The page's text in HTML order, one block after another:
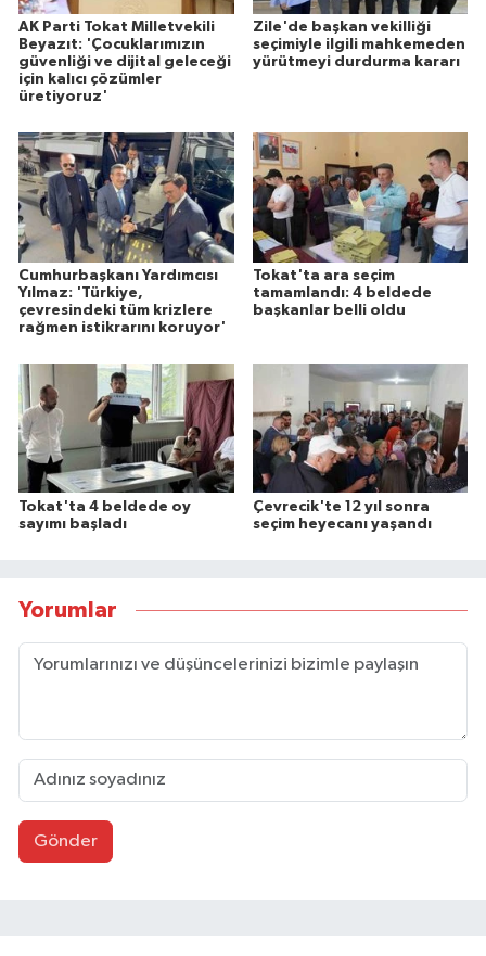
AK Parti Tokat Milletvekili
Beyazıt: 'Çocuklarımızın
güvenliği ve dijital geleceği
için kalıcı çözümler
üretiyoruz'
Zile'de başkan vekilliği
seçimiyle ilgili mahkemeden
yürütmeyi durdurma kararı
Cumhurbaşkanı Yardımcısı
Yılmaz: 'Türkiye,
çevresindeki tüm krizlere
rağmen istikrarını koruyor'
Tokat'ta ara seçim
tamamlandı: 4 beldede
başkanlar belli oldu
Tokat'ta 4 beldede oy
sayımı başladı
Çevrecik'te 12 yıl sonra
seçim heyecanı yaşandı
Yorumlar
Gönder